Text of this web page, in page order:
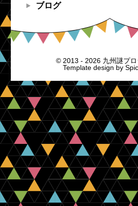
ブログ
© 2013 - 2026 九州謎プロ
Template design by